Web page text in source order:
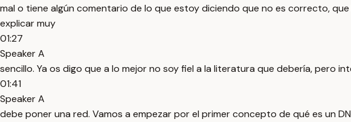
mal o tiene algún comentario de lo que estoy diciendo que no es correcto,
explicar muy
01:27
Speaker A
sencillo. Ya os digo que a lo mejor no soy fiel a la literatura que debería, pero
01:41
Speaker A
debe poner una red. Vamos a empezar por el primer concepto de qué es un